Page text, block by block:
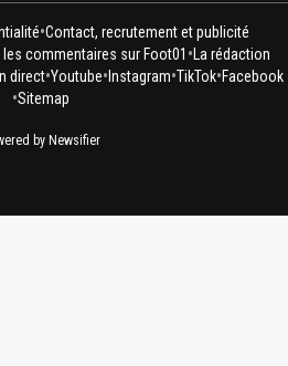
•Contact, recrutement et publicité
commentaires sur Foot01 •La rédaction
direct•Youtube•Instagram•TikTok•Facebook
•Sitemap
by Newsifier